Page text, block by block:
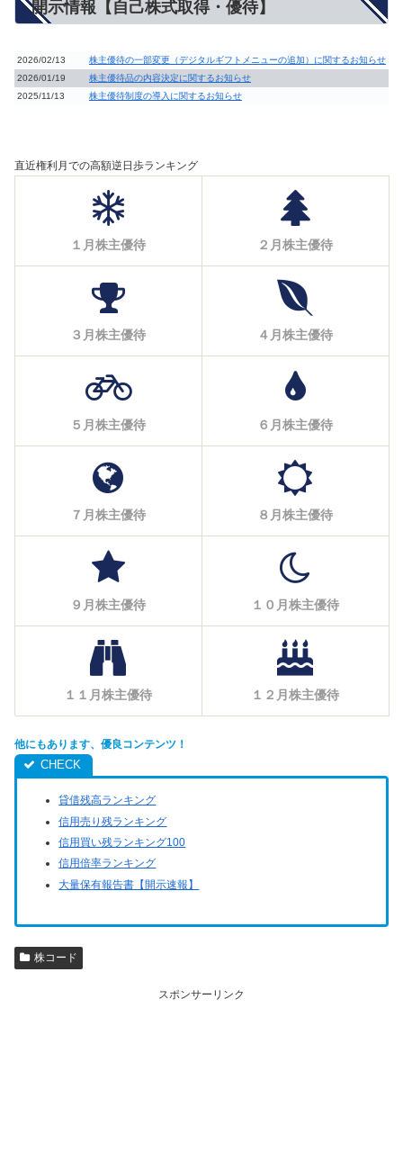
開示情報【自己株式取得・優待】
2026/02/13
株主優待の一部変更（デジタルギフトメニューの追加）に関するお知らせ
2026/01/19
株主優待品の内容決定に関するお知らせ
2025/11/13
株主優待制度の導入に関するお知らせ
直近権利月での高額逆日歩ランキング
１月株主優待 ２月株主優待
３月株主優待 ４月株主優待
５月株主優待 ６月株主優待
７月株主優待 ８月株主優待
９月株主優待 １０月株主優待
１１月株主優待 １２月株主優待
他にもあります、優良コンテンツ！
貸借残高ランキング
信用売り残ランキング
信用買い残ランキング100
信用倍率ランキング
大量保有報告書【開示速報】
株コード
スポンサーリンク